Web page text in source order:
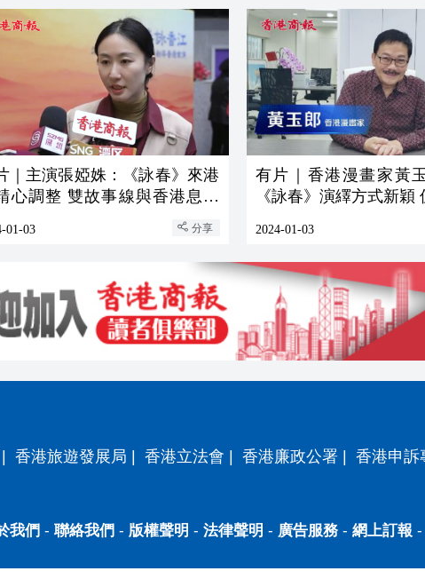
｜主演張婭姝：《詠春》來港
心調整 雙故事線與香港息息
01-03 分享
有片｜香港漫畫家黃
《詠春》演繹方式新穎
2024-01-03
| 香港旅遊發展局 | 香港立法會 | 香港廉政公署 | 香港申訴
我們 - 聯絡我們 - 版權聲明 - 法律聲明 - 廣告服務- 網上訂報 -